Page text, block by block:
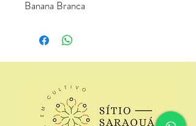
Banana Branca